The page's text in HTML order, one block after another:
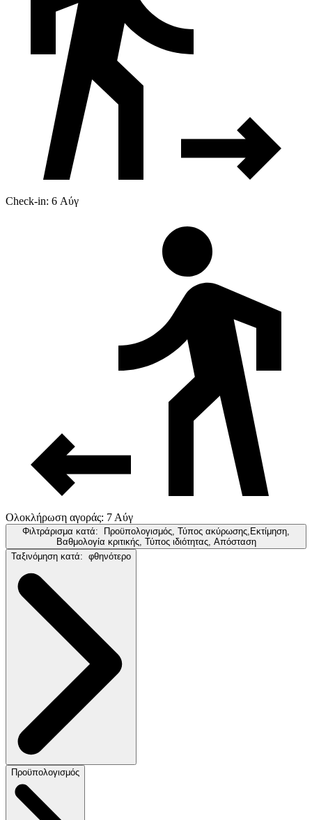
Check-in: 6 Αύγ
Ολοκλήρωση αγοράς: 7 Αύγ
Φιλτράρισμα κατά: Προϋπολογισμός, Τύπος ακύρωσης,Εκτίμηση,
Βαθμολογία κριτικής, Τύπος ιδιότητας, Απόσταση
Ταξινόμηση κατά: φθηνότερο
Προϋπολογισμός